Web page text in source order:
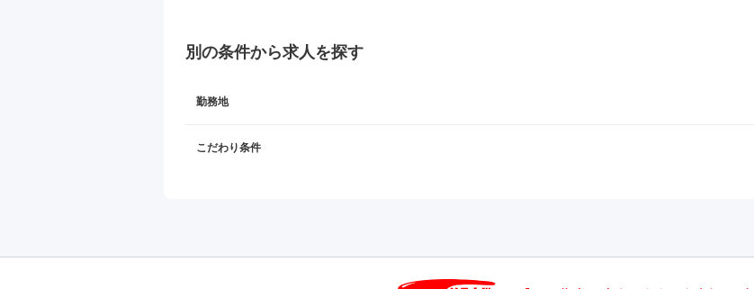
別の条件から求人を探す
勤務地
こだわり条件